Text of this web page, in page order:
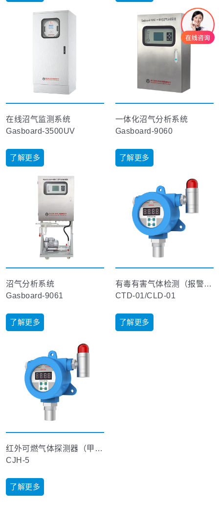
在线沼气监测系统
Gasboard-3500UV
了解更多
一体化沼气分析系统
Gasboard-9060
了解更多
沼气分析系统
Gasboard-9061
了解更多
有毒有害气体检测（报警）仪
CTD-01/CLD-01
了解更多
红外可燃气体探测器（甲烷测定器）
CJH-5
了解更多